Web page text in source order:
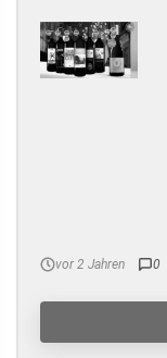
vor 2 Jahren 0